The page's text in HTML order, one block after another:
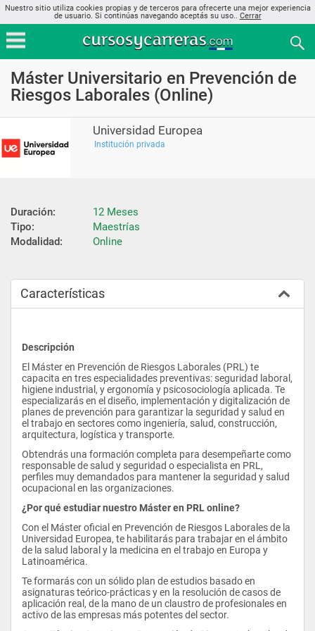
Nuestro sitio utiliza cookies propias y de terceros para ofrecerte una mejor experiencia
de usuario. Si continúas navegando aceptás su uso.. Cerrar
Máster Universitario en Prevención de
Riesgos Laborales (Online)
Universidad Europea
Institución privada
Duración:
12 Meses
Tipo:
Maestrías
Modalidad:
Online
Características
Descripción
El Máster en Prevención de Riesgos Laborales (PRL) te
capacita en tres especialidades preventivas: seguridad laboral,
higiene industrial, y ergonomía y psicosociología aplicada. Te
especializarás en el diseño, implementación y digitalización de
planes de prevención para garantizar la seguridad y salud en
el trabajo en sectores como ingeniería, salud, construcción,
arquitectura, logística y transporte.
Obtendrás una formación completa para desempeñarte como
responsable de salud y seguridad o especialista en PRL,
perfiles muy demandados para mantener la seguridad y salud
ocupacional en las organizaciones.
¿Por qué estudiar nuestro Máster en PRL online?
Con el Máster oficial en Prevención de Riesgos Laborales de la
Universidad Europea, te habilitarás para trabajar en el ámbito
de la salud laboral y la medicina en el trabajo en Europa y
Latinoamérica.
Te formarás con un sólido plan de estudios basado en
asignaturas teórico-prácticas y en la resolución de casos de
aplicación real, de la mano de un claustro de profesionales en
activo de las empresas más potentes del sector.